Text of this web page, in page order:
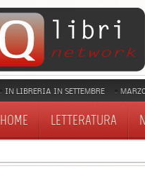
IN LIBRERIA IN SETTEMBRE
HOME LETTERATURA